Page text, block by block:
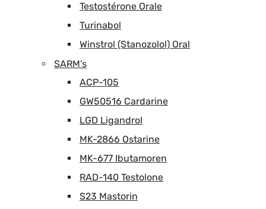
Testostérone Orale
Turinabol
Winstrol (Stanozolol) Oral
SARM’s
ACP-105
GW50516 Cardarine
LGD Ligandrol
MK-2866 Ostarine
MK-677 Ibutamoren
RAD-140 Testolone
S23 Mastorin